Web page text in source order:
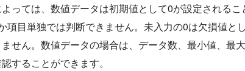
っては、数値データは初期値として0が設定される
項目単独では判断できません。未入力の0は欠損値と
せん。数値データの場合は、データ数、最小値、最
することができます。